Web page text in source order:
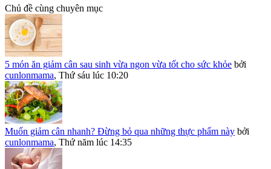
Chủ đề cùng chuyên mục
5 món ăn giảm cân sau sinh vừa ngon vừa tốt cho sức khỏe bởi
cunlonmama, Thứ sáu lúc 10:20
Muốn giảm cân nhanh? Đừng bỏ qua những thực phẩm này bởi
cunlonmama, Thứ năm lúc 14:35